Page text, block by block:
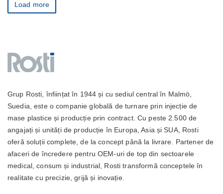
Load more
Grup Rosti, înființat în 1944 și cu sediul central în Malmö,
Suedia, este o companie globală de turnare prin injecție de
mase plastice și producție prin contract. Cu peste 2.500 de
angajați și unități de producție în Europa, Asia și SUA, Rosti
oferă soluții complete, de la concept până la livrare. Partener de
afaceri de încredere pentru OEM-uri de top din sectoarele
medical, consum și industrial, Rosti transformă conceptele în
realitate cu precizie, grijă și inovație.